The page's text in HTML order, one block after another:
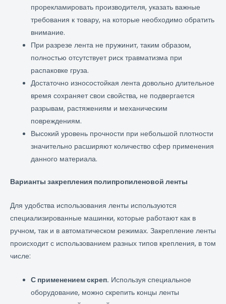
прорекламировать производителя, указать важные
требования к товару, на которые необходимо обратить
внимание.
При разрезе лента не пружинит, таким образом,
полностью отсутствует риск травматизма при
распаковке груза.
Достаточно износостойкая лента довольно длительное
время сохраняет свои свойства, не подвергается
разрывам, растяжениям и механическим
повреждениям.
Высокий уровень прочности при небольшой плотности
значительно расширяют количество сфер применения
данного материала.
Варианты закрепления полипропиленовой ленты
Для удобства использования ленты используются
специализированные машинки, которые работают как в
ручном, так и в автоматическом режимах. Закрепление ленты
происходит с использованием разных типов крепления, в том
числе:
С применением скреп. Используя специальное
оборудование, можно скрепить концы ленты